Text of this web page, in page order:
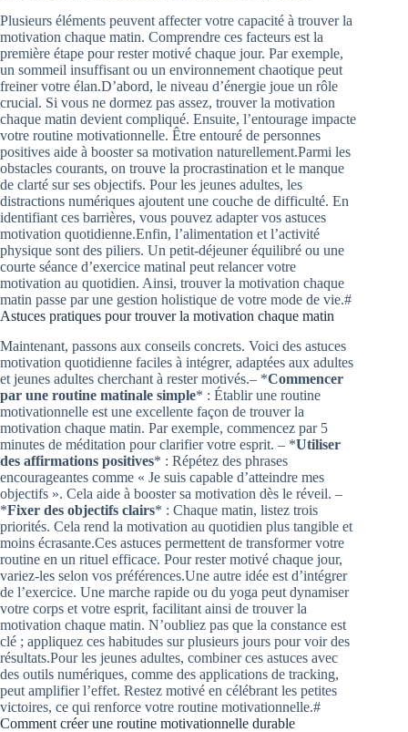
Plusieurs éléments peuvent affecter votre capacité à trouver la
motivation chaque matin. Comprendre ces facteurs est la
première étape pour rester motivé chaque jour. Par exemple,
un sommeil insuffisant ou un environnement chaotique peut
freiner votre élan.D’abord, le niveau d’énergie joue un rôle
crucial. Si vous ne dormez pas assez, trouver la motivation
chaque matin devient compliqué. Ensuite, l’entourage impacte
votre routine motivationnelle. Être entouré de personnes
positives aide à booster sa motivation naturellement.Parmi les
obstacles courants, on trouve la procrastination et le manque
de clarté sur ses objectifs. Pour les jeunes adultes, les
distractions numériques ajoutent une couche de difficulté. En
identifiant ces barrières, vous pouvez adapter vos astuces
motivation quotidienne.Enfin, l’alimentation et l’activité
physique sont des piliers. Un petit-déjeuner équilibré ou une
courte séance d’exercice matinal peut relancer votre
motivation au quotidien. Ainsi, trouver la motivation chaque
matin passe par une gestion holistique de votre mode de vie.#
Astuces pratiques pour trouver la motivation chaque matin
Maintenant, passons aux conseils concrets. Voici des astuces
motivation quotidienne faciles à intégrer, adaptées aux adultes
et jeunes adultes cherchant à rester motivés.– *Commencer
par une routine matinale simple* : Établir une routine
motivationnelle est une excellente façon de trouver la
motivation chaque matin. Par exemple, commencez par 5
minutes de méditation pour clarifier votre esprit. – *Utiliser
des affirmations positives* : Répétez des phrases
encourageantes comme « Je suis capable d’atteindre mes
objectifs ». Cela aide à booster sa motivation dès le réveil. –
*Fixer des objectifs clairs* : Chaque matin, listez trois
priorités. Cela rend la motivation au quotidien plus tangible et
moins écrasante.Ces astuces permettent de transformer votre
routine en un rituel efficace. Pour rester motivé chaque jour,
variez-les selon vos préférences.Une autre idée est d’intégrer
de l’exercice. Une marche rapide ou du yoga peut dynamiser
votre corps et votre esprit, facilitant ainsi de trouver la
motivation chaque matin. N’oubliez pas que la constance est
clé ; appliquez ces habitudes sur plusieurs jours pour voir des
résultats.Pour les jeunes adultes, combiner ces astuces avec
des outils numériques, comme des applications de tracking,
peut amplifier l’effet. Restez motivé en célébrant les petites
victoires, ce qui renforce votre routine motivationnelle.#
Comment créer une routine motivationnelle durable